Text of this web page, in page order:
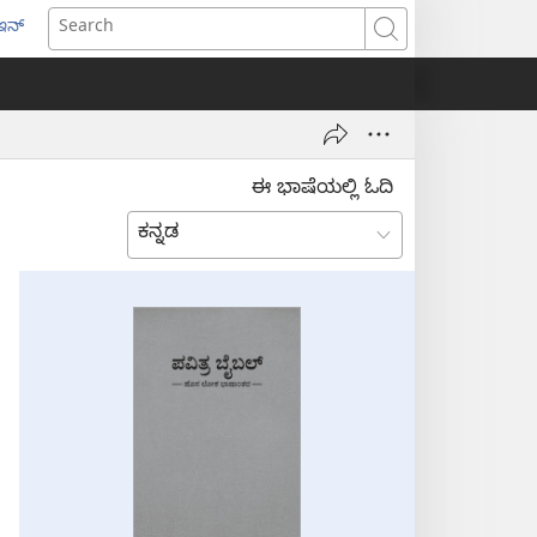
Search
ಈ ಭಾಷೆಯಲ್ಲಿ ಓದಿ